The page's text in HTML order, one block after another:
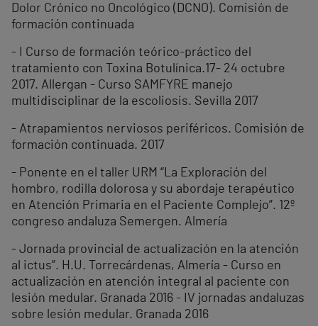
Dolor Crónico no Oncológico (DCNO). Comisión de
formación continuada
- I Curso de formación teórico-práctico del
tratamiento con Toxina Botulínica.17- 24 octubre
2017. Allergan - Curso SAMFYRE manejo
multidisciplinar de la escoliosis. Sevilla 2017
- Atrapamientos nerviosos periféricos. Comisión de
formación continuada. 2017
- Ponente en el taller URM “La Exploración del
hombro, rodilla dolorosa y su abordaje terapéutico
en Atención Primaria en el Paciente Complejo”. 12º
congreso andaluza Semergen. Almería
- Jornada provincial de actualización en la atención
al ictus”. H.U. Torrecárdenas, Almería - Curso en
actualización en atención integral al paciente con
lesión medular. Granada 2016 - IV jornadas andaluzas
sobre lesión medular. Granada 2016